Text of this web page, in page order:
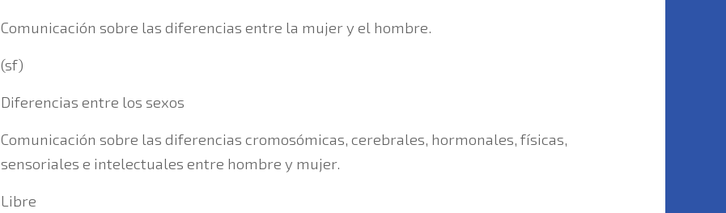
Comunicación sobre las diferencias entre la mujer y el hombre.
(sf)
Diferencias entre los sexos
Comunicación sobre las diferencias cromosómicas, cerebrales, hormonales, físicas,
sensoriales e intelectuales entre hombre y mujer.
Libre